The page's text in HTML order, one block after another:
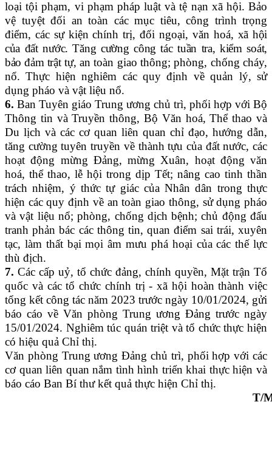
loại tội phạm, vi phạm pháp luật và tệ nạn xã hội.Bảo
vệ tuyệt đối an toàn các mục tiêu, công trình trọng
điểm, các sự kiện chính trị, đối ngoại, văn hoá, xã hội
của đất nước. Tăng cường công tác tuần tra, kiểm soát,
bảo đảm trật tự, an toàn giao thông; phòng, chống cháy,
nổ. Thực hiện nghiêm các quy định vềquản lý, sử
dụng pháo và vật liệu nổ.
6. Ban Tuyên giáo Trung ương chủ trì, phối hợp với Bộ
Thông tin và Truyền thông, Bộ Văn hoá, Thể thao và
Du lịch và các cơ quan liên quan chỉ đạo, hướng dẫn,
tăng cường tuyên truyền về thành tựu của đất nước,các
hoạt động mừng Đảng, mừng Xuân, hoạt động văn
hoá, thể thao, lễ hội trong dịp Tết; nâng cao tinh thần
trách nhiệm, ý thức tự giác của Nhân dân trong thực
hiện các quy định về an toàn giao thông, sử dụng pháo
và vật liệu nổ; phòng, chống dịch bệnh; chủ động đấu
tranh phản bác các thông tin, quan điểm sai trái, xuyên
tạc, làm thất bại mọi âm mưu phá hoại của các thế lực
thù địch.
7. Các cấp uỷ, tổ chức đảng, chính quyền, Mặt trận Tổ
quốc và các tổ chức chính trị - xã hội hoàn thành việc
tổng kết công tác năm 2023 trước ngày 10/01/2024, gửi
báo cáo về Văn phòng Trung ương Đảng trước ngày
15/01/2024. Nghiêm túc quán triệt và tổ chức thực hiện
có hiệu quả Chỉ thị.
Văn phòng Trung ương Đảng chủ trì, phối hợp với các
cơ quan liên quannắm tình hình triển khai thực hiện và
báo cáo Ban Bí thư kết quả thực hiện Chỉ thị.
T/